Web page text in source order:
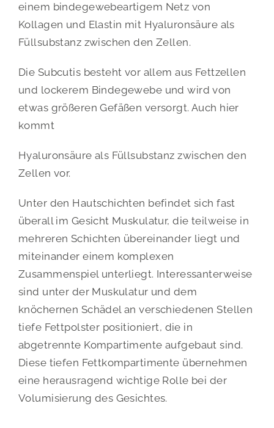
einem bindegewebeartigem Netz von
Kollagen und Elastin mit Hyaluronsäure als
Füllsubstanz zwischen den Zellen.
Die Subcutis besteht vor allem aus Fettzellen
und lockerem Bindegewebe und wird von
etwas größeren Gefäßen versorgt. Auch hier
kommt
Hyaluronsäure als Füllsubstanz zwischen den
Zellen vor.
Unter den Hautschichten befindet sich fast
überall im Gesicht Muskulatur, die teilweise in
mehreren Schichten übereinander liegt und
miteinander einem komplexen
Zusammenspiel unterliegt. Interessanterweise
sind unter der Muskulatur und dem
knöchernen Schädel an verschiedenen Stellen
tiefe Fettpolster positioniert, die in
abgetrennte Kompartimente aufgebaut sind.
Diese tiefen Fettkompartimente übernehmen
eine herausragend wichtige Rolle bei der
Volumisierung des Gesichtes.